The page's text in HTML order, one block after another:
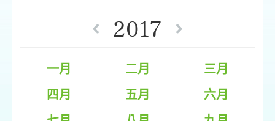
2017
一月 二月
三月
四月
五月
六月